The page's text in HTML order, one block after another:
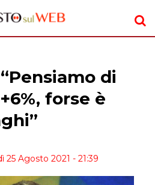
di
forse è
25 Agosto 2021 - 21:39